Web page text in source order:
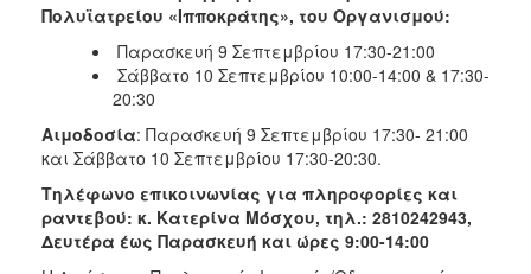
Πολυϊατρείου «Ιπποκράτης», του Οργανισμού:
Παρασκευή 9 Σεπτεμβρίου 17:30-21:00
Σάββατο 10 Σεπτεμβρίου 10:00-14:00 & 17:30-
20:30
Αιμοδοσία: Παρασκευή 9 Σεπτεμβρίου 17:30- 21:00
και Σάββατο 10 Σεπτεμβρίου 17:30-20:30.
Τηλέφωνο επικοινωνίας για πληροφορίες και
ραντεβού: κ. Κατερίνα Μόσχου, τηλ.: 2810242943,
Δευτέρα έως Παρασκευή και ώρες 9:00-14:00